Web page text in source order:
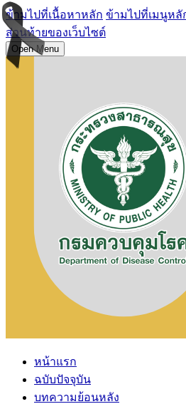
ข้ามไปที่เนื้อหาหลัก ข้ามไปที่เมนูหลั
ส่วนท้ายของเว็บไซต์
Open Menu
หน้าแรก
ฉบับปัจจุบัน
บทความย้อนหลัง